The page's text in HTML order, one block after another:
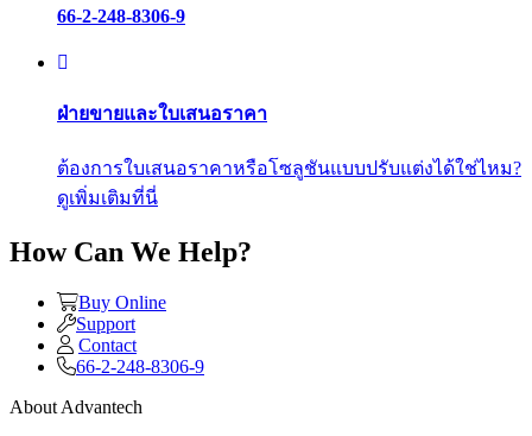
66-2-248-8306-9
ฝ่ายขายและใบเสนอราคา
ต้องการใบเสนอราคาหรือโซลูชันแบบปรับแต่งได้ใช่ไหม?
ดูเพิ่มเติมที่นี่
How Can We Help?
Buy Online
Support
Contact
66-2-248-8306-9
About Advantech